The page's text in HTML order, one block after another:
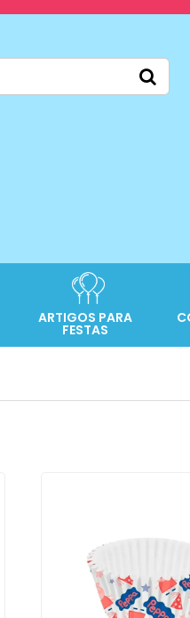
ARTIGOS PARA
FESTAS